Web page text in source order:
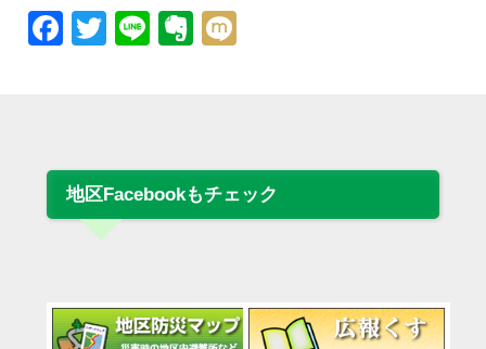
Facebook
Twitter
LineEvernote
地区Facebookもチェック